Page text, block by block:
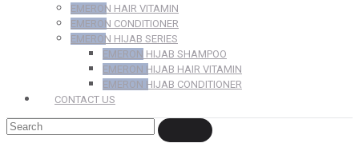
EMERON HAIR VITAMIN
EMERON CONDITIONER
EMERON HIJAB SERIES
EMERON HIJAB SHAMPOO
EMERON HIJAB HAIR VITAMIN
EMERON HIJAB CONDITIONER
CONTACT US